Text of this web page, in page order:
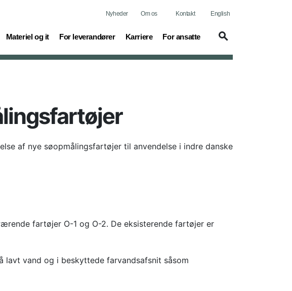
Nyheder Om os Kontakt English
Materiel og it
(current) For leverandører
(current) Karriere
(current) For ansatte
af nye søopmålingsfartøjer til anvendelse i indre danske
fartøjer O-1 og O-2. De eksisterende fartøjer er
lavt vand og i beskyttede farvandsafsnit såsom